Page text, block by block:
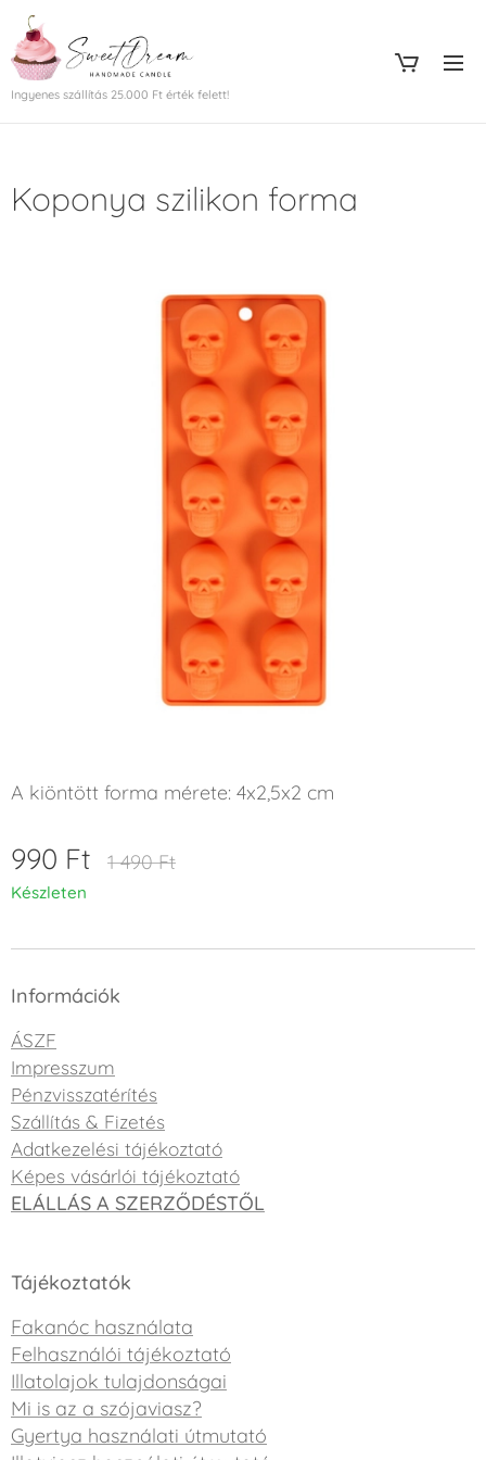
Ingyenes szállítás 25.000 Ft érték felett!
Koponya szilikon forma
A kiöntött forma mérete: 4x2,5x2 cm
990 Ft 1 490Ft
Készleten
Információk
ÁSZF
Impresszum
Pénzvisszatérítés
Szállítás & Fizetés
Adatkezelési tájékoztató
Képes vásárlói tájékoztató
ELÁLLÁS A SZERZŐDÉSTŐL
Tájékoztatók
Fakanóc használata
Felhasználói tájékoztató
Illatolajok tulajdonságai
Mi is az a szójaviasz?
Gyertya használati útmutató